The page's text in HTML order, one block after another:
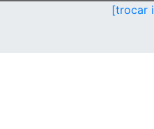
[trocar